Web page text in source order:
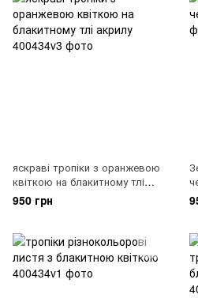
яскраві тропіки з оранжевою
квіткою на блакитному тлі
акрилу, 400434v3
950 грн